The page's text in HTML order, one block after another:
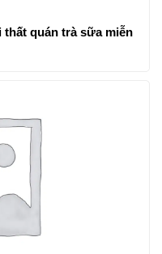
quán trà sữa miễn